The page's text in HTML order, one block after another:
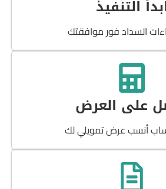
التنفيذ
السداد فور موافقتك
على العرض
أنسب عرض تمويلي لك